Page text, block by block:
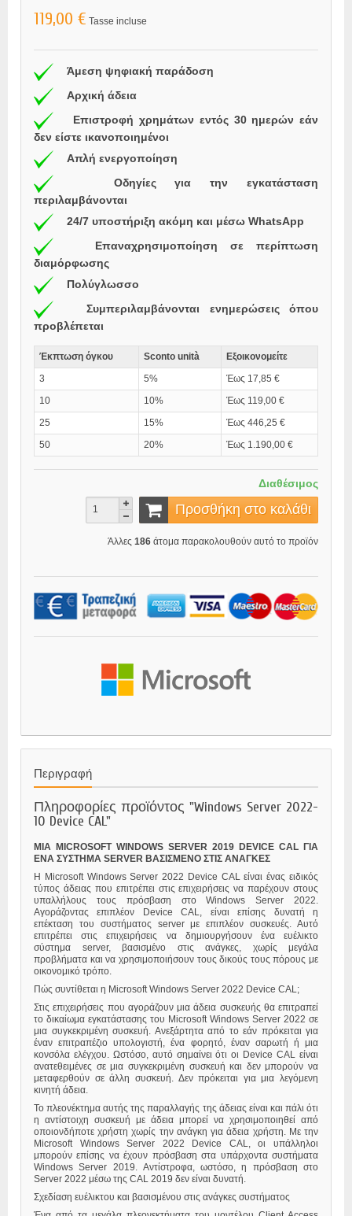
119,00 € Tasse incluse
Άμεση ψηφιακή παράδοση
Αρχική άδεια
Επιστροφή χρημάτων εντός 30 ημερών εάν
δεν είστε ικανοποιημένοι
Απλή ενεργοποίηση
Οδηγίες για την εγκατάσταση
περιλαμβάνονται
24/7 υποστήριξη ακόμη και μέσω WhatsApp
Επαναχρησιμοποίηση σε περίπτωση
διαμόρφωσης
Πολύγλωσσο
Συμπεριλαμβάνονται ενημερώσεις όπου
προβλέπεται
Έκπτωση όγκου Sconto unità
Εξοικονομείτε
3
5%
Έως 17,85 €
10
10%
Έως 119,00 €
25
15%
Έως 446,25 €
50
20% Έως 1.190,00 €
Διαθέσιμος
Προσθήκη στο καλάθι
Άλλες 186 άτομα παρακολουθούν αυτό το προϊόν
Περιγραφή
Πληροφορίες προϊόντος "Windows Server 2022-
10 Device CAL"
ΜΙΑ MICROSOFT WINDOWS SERVER 2019 DEVICE CAL ΓΙΑ
ΕΝΑ ΣΥΣΤΗΜΑ SERVER ΒΑΣΙΣΜΕΝΟ ΣΤΙΣ ΑΝΑΓΚΕΣ
Η Microsoft Windows Server 2022 Device CAL είναι ένας ειδικός
τύπος άδειας που επιτρέπει στις επιχειρήσεις να παρέχουν στους
υπαλλήλους τους πρόσβαση στο Windows Server 2022.
Αγοράζοντας επιπλέον Device CAL, είναι επίσης δυνατή η
επέκταση του συστήματος server με επιπλέον συσκευές. Αυτό
επιτρέπει στις επιχειρήσεις να δημιουργήσουν ένα ευέλικτο
σύστημα server, βασισμένο στις ανάγκες, χωρίς μεγάλα
προβλήματα και να χρησιμοποιήσουν τους δικούς τους πόρους με
οικονομικό τρόπο.
Πώς συντίθεται η Microsoft Windows Server 2022 Device CAL;
Στις επιχειρήσεις που αγοράζουν μια άδεια συσκευής θα επιτραπεί
το δικαίωμα εγκατάστασης του Microsoft Windows Server 2022 σε
μια συγκεκριμένη συσκευή. Ανεξάρτητα από το εάν πρόκειται για
έναν επιτραπέζιο υπολογιστή, ένα φορητό, έναν σαρωτή ή μια
κονσόλα ελέγχου. Ωστόσο, αυτό σημαίνει ότι οι Device CAL είναι
ανατεθειμένες σε μια συγκεκριμένη συσκευή και δεν μπορούν να
μεταφερθούν σε άλλη συσκευή. Δεν πρόκειται για μια λεγόμενη
κινητή άδεια.
Το πλεονέκτημα αυτής της παραλλαγής της άδειας είναι και πάλι ότι
η αντίστοιχη συσκευή με άδεια μπορεί να χρησιμοποιηθεί από
οποιονδήποτε χρήστη χωρίς την ανάγκη για άδεια χρήστη. Με την
Microsoft Windows Server 2022 Device CAL, οι υπάλληλοι
μπορούν επίσης να έχουν πρόσβαση στα υπάρχοντα συστήματα
Windows Server 2019. Αντίστροφα, ωστόσο, η πρόσβαση στο
Server 2022 μέσω της CAL 2019 δεν είναι δυνατή.
Σχεδίαση ευέλικτου και βασισμένου στις ανάγκες συστήματος